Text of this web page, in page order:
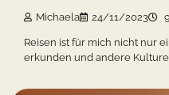
Michaela 24/11/2023
Reisen ist für mich nicht nur
erkunden und andere